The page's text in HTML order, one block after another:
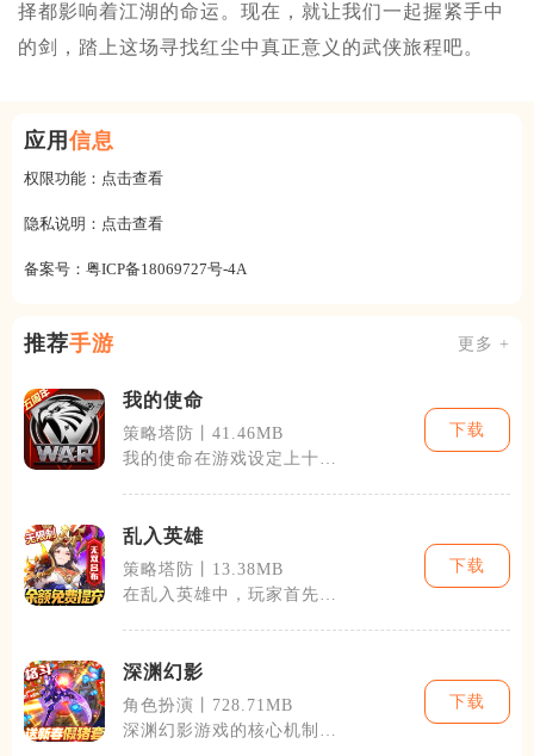
择都影响着江湖的命运。现在，就让我们一起握紧手中
的剑，踏上这场寻找红尘中真正意义的武侠旅程吧。
应用 信息
权限功能： 点击查看
隐私说明： 点击查看
备案号： 粤ICP备18069727号-4A
推荐手游 更多 +
我的使命
策略塔防丨41.46MB
我的使命在游戏设定上十分
下载
乱入英雄
策略塔防丨13.38MB
在乱入英雄中，玩家首先会
下载
深渊幻影
角色扮演丨728.71MB
深渊幻影游戏的核心机制
下载